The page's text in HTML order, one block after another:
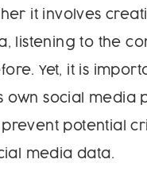
it involves
listening to the
Yet, it is
social media
potential
media data.